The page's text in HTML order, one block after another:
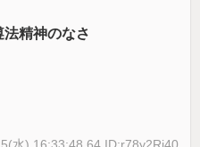
法精神のなさ
水) 16:33:48.64 ID:r78y2Ri40